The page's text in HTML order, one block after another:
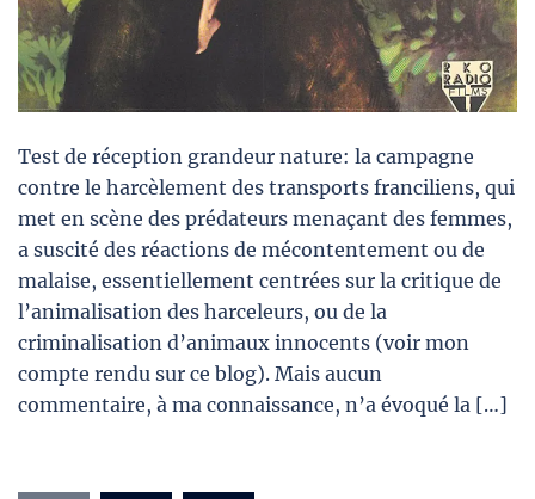
Test de réception grandeur nature: la campagne
contre le harcèlement des transports franciliens, qui
met en scène des prédateurs menaçant des femmes,
a suscité des réactions de mécontentement ou de
malaise, essentiellement centrées sur la critique de
l’animalisation des harceleurs, ou de la
criminalisation d’animaux innocents (voir mon
compte rendu sur ce blog). Mais aucun
commentaire, à ma connaissance, n’a évoqué la […]